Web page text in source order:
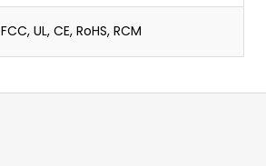
FCC, UL, CE, RoHS, RCM